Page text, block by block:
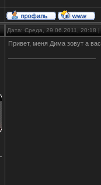
Дата: Среда, 29.06.2011, 20:18
Привет, меня Дима зовут а